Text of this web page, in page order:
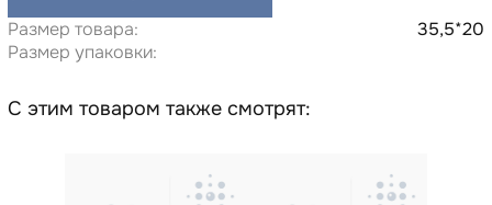
Размер товара:
35,5*20
Размер упаковки:
С этим товаром также смотрят: